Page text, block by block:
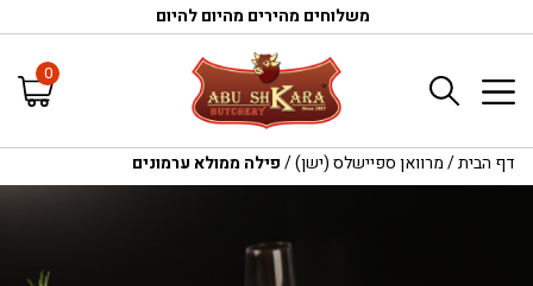
משלוחים מהירים מהיום להיום
0
דף הבית/מרוואן ספיישלס (ישן)/פילה ממולא ערמונים